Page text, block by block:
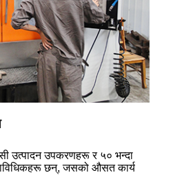
उत्पादन उपकरणहरू र ५० भन्दा
छन्, जसको औसत कार्य